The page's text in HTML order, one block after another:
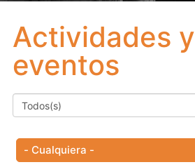
Actividades y
eventos
- Cualquiera -